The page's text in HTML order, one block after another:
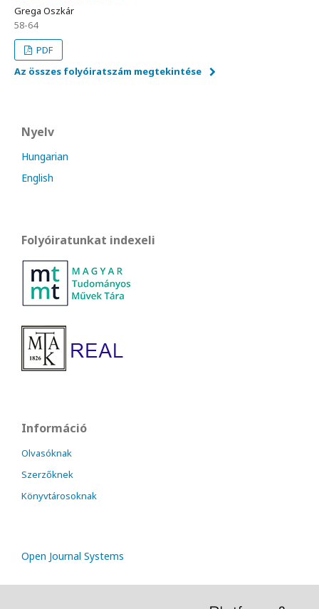
Grega Oszkár
58-64
PDF
Az összes folyóiratszám megtekintése
Nyelv
Hungarian
English
Folyóiratunkat indexeli
Információ
Olvasóknak
Szerzőknek
Könyvtárosoknak
Open Journal Systems